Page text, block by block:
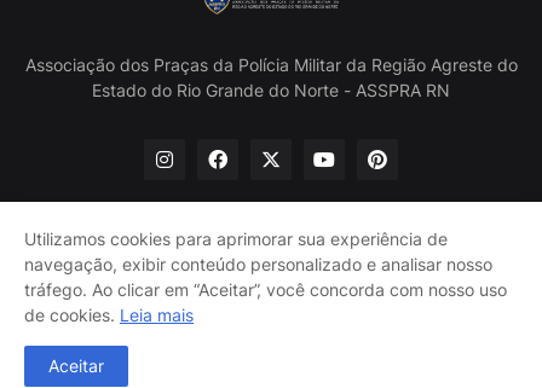
Associação dos Praças da Polícia Militar da Região Agreste do
Estado do Rio Grande do Norte - ASSPRA RN
@ASSPRA RN Todos os direitos reservados. Design por
Início Quem Somos
Política de Privacidade
Contate-nos
Utilizamos cookies para aprimorar sua experiência de
navegação, exibir conteúdo personalizado e analisar nosso
tráfego. Ao clicar em “Aceitar”, você concorda com nosso uso
de cookies. Leia mais
Aceitar